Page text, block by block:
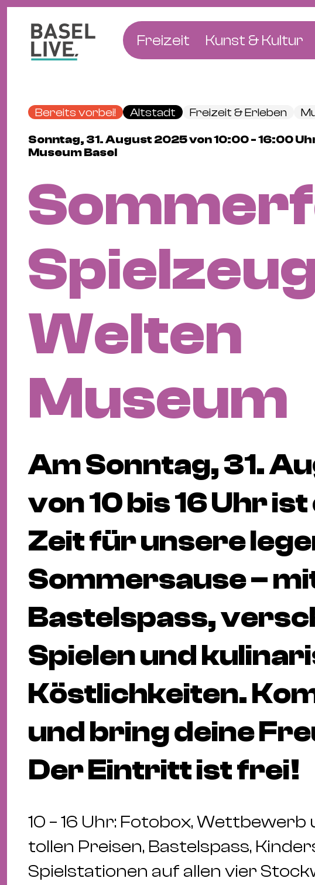
Freizeit
Club & Party
Natur & Parks
Kunst & Kultur
Literatur &
Bereits vorbei! Altstadt Freizeit & Erleben
Sonntag, 31. August 2025 von 10:00 - 16:00
Museum Basel
Welten
Museum
Am Sonntag, 31.
von 10 bis 16 Uhr
Zeit für unsere
Sommersause –
Bastelspass,
Spielen und
Köstlichkeiten.
und bring deine
Der Eintritt ist frei!
10 – 16 Uhr: Fotobox,
tollen Preisen, Bastelspass,
Spielstationen auf allen vier